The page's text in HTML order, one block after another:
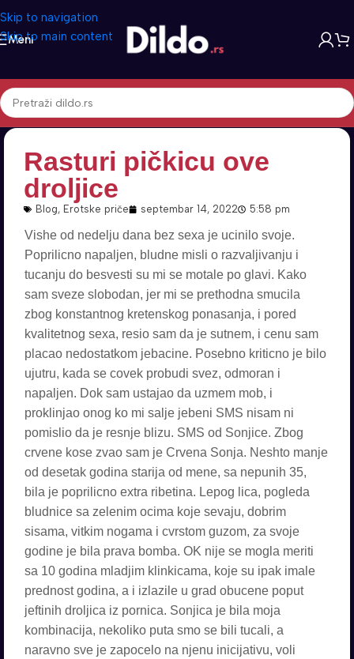
Skip to navigation
Skip to main content
Meni
Rasturi pičkicu ove
droljice
Blog, Erotske priče septembar 14, 2022 5:58 pm
Vishe od nedelju dana bez sexa je ucinilo svoje.
Poprilicno napaljen, bludne misli o razvaljivanju i
tucanju do besvesti su mi se motale po glavi. Kako
sam sveze slobodan, jer mi se prethodna smucila
zbog konstantnog kretenskog ponasanja, i pored
kvalitetnog sexa, resio sam da je sutnem, i cenu sam
placao nedostatkom jebacine. Posebno kriticno je bilo
ujutru, kada se covek probudi svez, odmoran i
napaljen. Dok sam ustajao da uzmem mob, i
proklinjao onog ko mi salje jebeni SMS nisam ni
pomislio da je resnje blizu. SMS od Sonjice. Zbog
crvene kose zvao sam je Crvena Sonja. Neshto manje
od desetak godina starija od mene, sa nepunih 35,
bila je poprilicno extra ribetina. Lepog lica, pogleda
bludnice sa zelenim ocima koje sevaju, dobrim
sisama, vitkim nogama i cvrstom guzom, za svoje
godine je bila prava bomba. OK nije se mogla meriti
sa 10 godina mladjim klinkicama, koje su ipak imale
prednost godina, a i izlazile u grad obucene poput
jeftinih droljica iz pornica. Sonjica je bila moja
kombinacija, nekoliko puta smo se bili tucali, a
naravno sve je zapocelo na njenu inicijativu, voli